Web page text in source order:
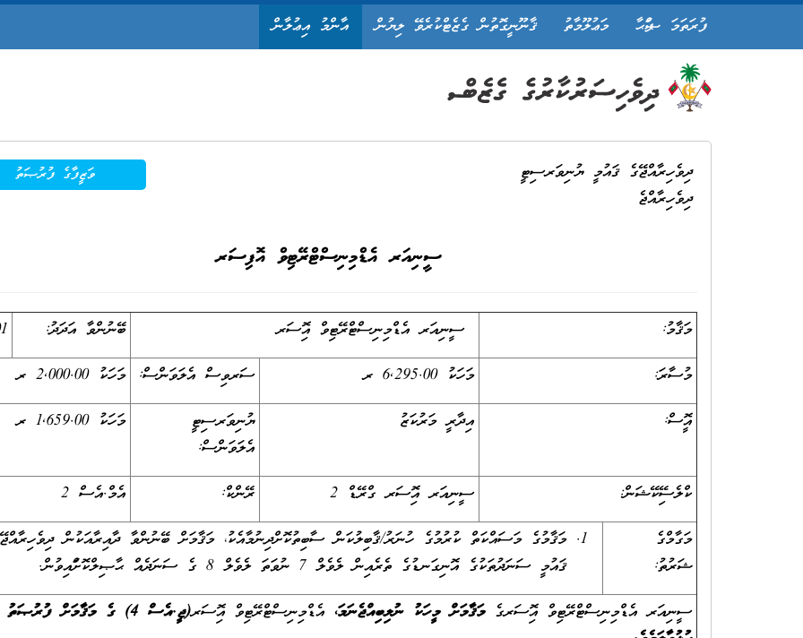
ފުރަތަމަ ޞަފްޙާ މަޢުލޫމާތު ޤާނޫނީގޮތުން ގެޒެޓްކުރެވޭ ލިޔުން އާންމު އިޢުލާން
ވަޒީފާގެ ފުރުޞަތު
ދިވެހިރާއްޖޭގެ ޤައުމީ ޔުނިވަރސިޓީ
ދިވެހިރާއްޖެ
ސީނިއަރ އެޑްމިނިސްޓްރޭޓިވް އޮފިސަރ
މަޤާމު: ސީނިއަރ އެޑްމިނިސްޓްރޭޓިވް އޮފިސަރ ބޭނުންވާ އަދަދު:
މުސާރަ:
މަހަކު 6,295.00 ރ ސަރވިސް އެލަވަންސް: މަހަކު 2,000.00 ރ
އޮފީސް:
އިދާރީ މަރުކަޒު
ޔުނިވަރސިޓީ
އެލަވަންސް:
މަހަކު 1,659.00 ރ
ކްލެސިފޭކޭޝަން: ސީނިއަރ އޮފިސަރ ގްރޭޑް 2 ރޭންކް:
އެމް.އެސް 2
މަގާމްގެ
ޝަރުތު:
މަޤާމުގެ މަސައްކަތް ކުރުމުގެ ހުނަރު/ޤާބިލުކަން ސާބިތުކޮށްދިނުމާއެކު، މަޤާމަށް ބޭނުންވާ ދާއިރާއަކުން
ޤައުމީ ސަނަދުތަކުގެ އޮނިގަނޑުގެ ތެރެއިން ލެވެލް 7 ނުވަތަ ލެވެލް 8 ގެ ސަނަދެއް ޙާޞިލްކޮށްފައިވުން.
ސީނިއަރ އެޑްމިނިސްޓްރޭޓިވް އޮފިސަރގެމަޤާމަށް މީހަކު ނުލިބިއްޖެނަމަ، އެޑްމިނިސްޓްރޭޓިވް އޮފިސަރ
(ޖީ.އެސް 4) ގެ މަޤާމަށް ފުރުޞަތު